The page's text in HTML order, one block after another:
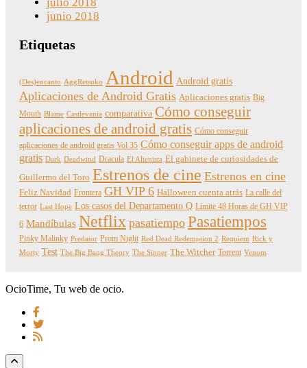
junio 2018
Etiquetas
(Des)encanto AggRetsuko Android Android gratis
Aplicaciones de Android Gratis Aplicaciones gratis Big
Mouth Blame Castlevania comparativa Cómo conseguir
aplicaciones de android gratis Cómo conseguir
aplicaciones de android gratis Vol 35 Cómo conseguir apps de android
gratis Dark Deadwind Dracula El Alienista El gabinete de curiosidades de
Guillermo del Toro Estrenos de cine Estrenos en cine
Feliz Navidad Frontera GH VIP 6 Halloween cuenta atrás La calle del
terror Last Hope Los casos del Departamento Q Límite 48 Horas de GH VIP
6 Mandíbulas Netflix pasatiempo Pasatiempos
Pinky Malinky Predator Prom Night Red Dead Redemption 2 Requiem Rick y
Morty Test The Big Bang Theory The Sinner The Witcher Torrent Venom
OcioTime, Tu web de ocio.